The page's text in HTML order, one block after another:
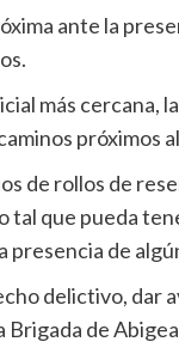
ante la
más cercana,
próximos
de rollos de
tal que pueda
de
delictivo, dar
Brigada de